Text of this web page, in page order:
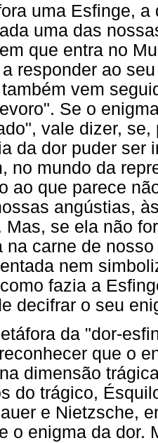
uma Esfinge,
uma das
que entra no
responder ao
vem
Se o
vale dizer,
da dor puder ser
no mundo da
ao que parece
angústias,
Mas, se ela não
na carne de
nem
fazia a
decifrar o seu
da "dor-
que o
dimensão
do trágico,
e Nietzsche,
o enigma da dor.